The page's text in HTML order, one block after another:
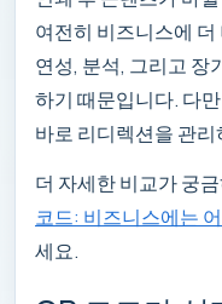
여전히 비즈니스에
연성, 분석, 그리고 장
하기 때문입니다. 다
바로 리디렉션을 관
더 자세한 비교가 궁
코드: 비즈니스에는
세요.